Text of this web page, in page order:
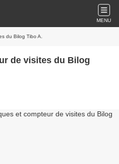
MENU
du Bilog Tibo A.
de visites du Bilog